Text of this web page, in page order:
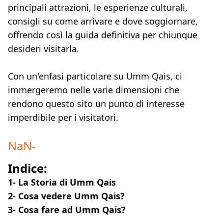
principali attrazioni, le esperienze culturali,
consigli su come arrivare e dove soggiornare,
offrendo così la guida definitiva per chiunque
desideri visitarla.
Con un'enfasi particolare su Umm Qais, ci
immergeremo nelle varie dimensioni che
rendono questo sito un punto di interesse
imperdibile per i visitatori.
NaN-
Indice:
1- La Storia di Umm Qais
2- Cosa vedere Umm Qais?
3- Cosa fare ad Umm Qais?